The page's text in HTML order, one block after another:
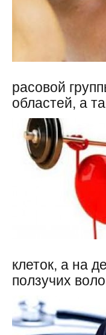
расовой
областей, а
клеток, а на
ползучих